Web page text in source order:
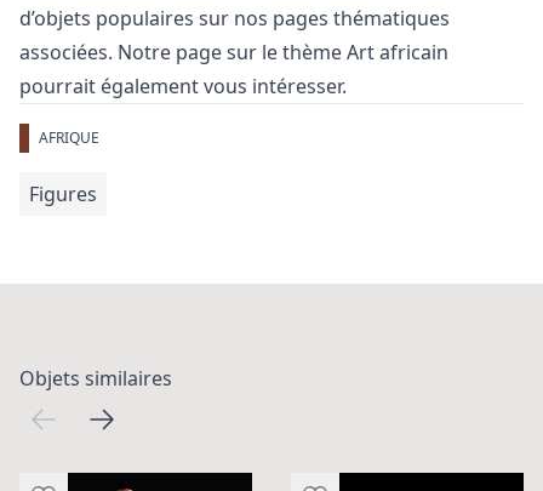
d’objets populaires sur nos pages thématiques
associées. Notre page sur le thèmeArt africain
pourrait également vous intéresser.
AFRIQUE
Figures
Objets similaires